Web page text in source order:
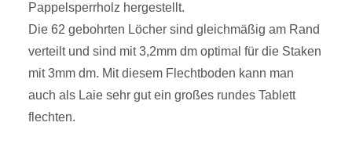
Pappelsperrholz hergestellt.
Die 62 gebohrten Löcher sind gleichmäßig am Rand
verteilt und sind mit 3,2mm dm optimal für die Staken
mit 3mm dm. Mit diesem Flechtboden kann man
auch als Laie sehr gut ein großes rundes Tablett
flechten.